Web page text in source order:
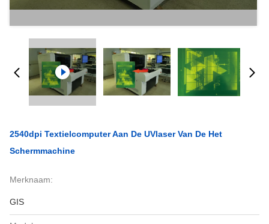
2540dpi Textielcomputer Aan De UVlaser Van De Het
Schermmachine
Merknaam:
GIS